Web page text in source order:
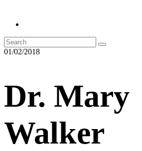
01/02/2018
Dr. Mary
Walker